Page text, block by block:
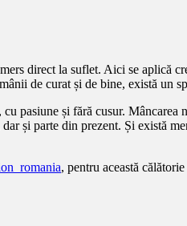
direct la suflet. Aici se aplică
de curat și de bine, există un
pasiune și fără cusur.
și parte din prezent. Și există
, pentru această